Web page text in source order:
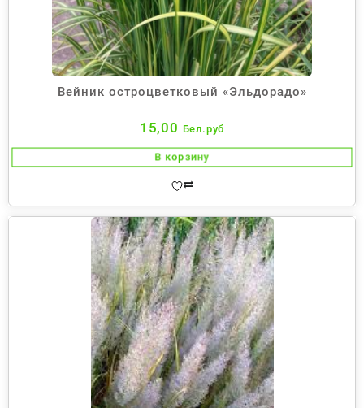
Вейник остроцветковый «Эльдорадо»
15,00 Бел.руб
В корзину